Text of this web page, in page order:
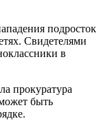
подросток
Свидетелями
в
прокуратура
быть